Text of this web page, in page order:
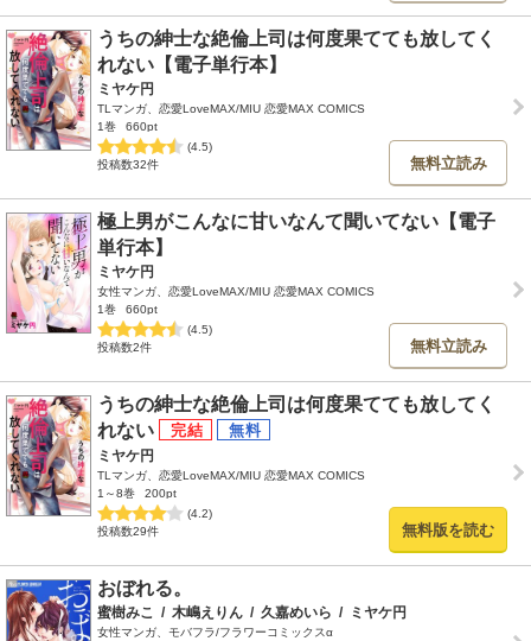
うちの紳士な絶倫上司は何度果てても放してく
れない【電子単行本】
ミヤケ円
TLマンガ、恋愛LoveMAX/MIU 恋愛MAX COMICS
1巻
660pt
(4.5)
投稿数32件
無料立読み
極上男がこんなに甘いなんて聞いてない【電子
単行本】
ミヤケ円
女性マンガ、恋愛LoveMAX/MIU 恋愛MAX COMICS
1巻
660pt
(4.5)
投稿数2件
無料立読み
うちの紳士な絶倫上司は何度果てても放してく
れない
ミヤケ円
TLマンガ、恋愛LoveMAX/MIU 恋愛MAX COMICS
1～8巻
200pt
(4.2)
投稿数29件
無料版を読む
おぼれる。
蜜樹みこ / 木嶋えりん / 久嘉めいら / ミヤケ円
女性マンガ、モバフラ/フラワーコミックスα